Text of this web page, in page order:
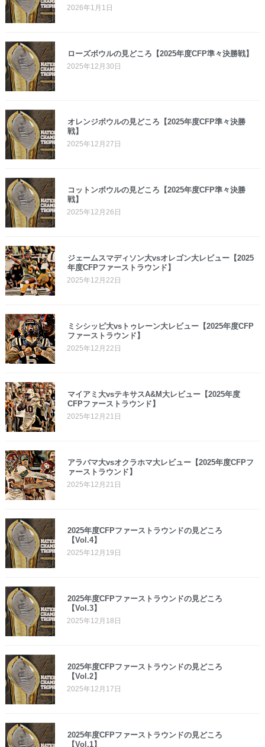
2026年1月1日
ローズボウルの見どころ【2025年度CFP準々決勝戦】
2025年12月30日
オレンジボウルの見どころ【2025年度CFP準々決勝
戦】
2025年12月27日
コットンボウルの見どころ【2025年度CFP準々決勝
戦】
2025年12月26日
ジェームスマディソン大vsオレゴン大レビュー【2025
年度CFPファーストラウンド】
2025年12月22日
ミシシッピ大vsトゥレーン大レビュー【2025年度CFP
ファーストラウンド】
2025年12月22日
マイアミ大vsテキサスA&M大レビュー【2025年度
CFPファーストラウンド】
2025年12月21日
アラバマ大vsオクラホマ大レビュー【2025年度CFPフ
ァーストラウンド】
2025年12月21日
2025年度CFPファーストラウンドの見どころ
【Vol.4】
2025年12月19日
2025年度CFPファーストラウンドの見どころ
【Vol.3】
2025年12月18日
2025年度CFPファーストラウンドの見どころ
【Vol.2】
2025年12月17日
2025年度CFPファーストラウンドの見どころ
【Vol.1】